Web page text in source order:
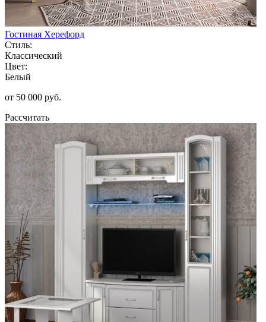
Гостиная Херефорд
Стиль:
Классический
Цвет:
Белый
от 50 000 руб.
Рассчитать